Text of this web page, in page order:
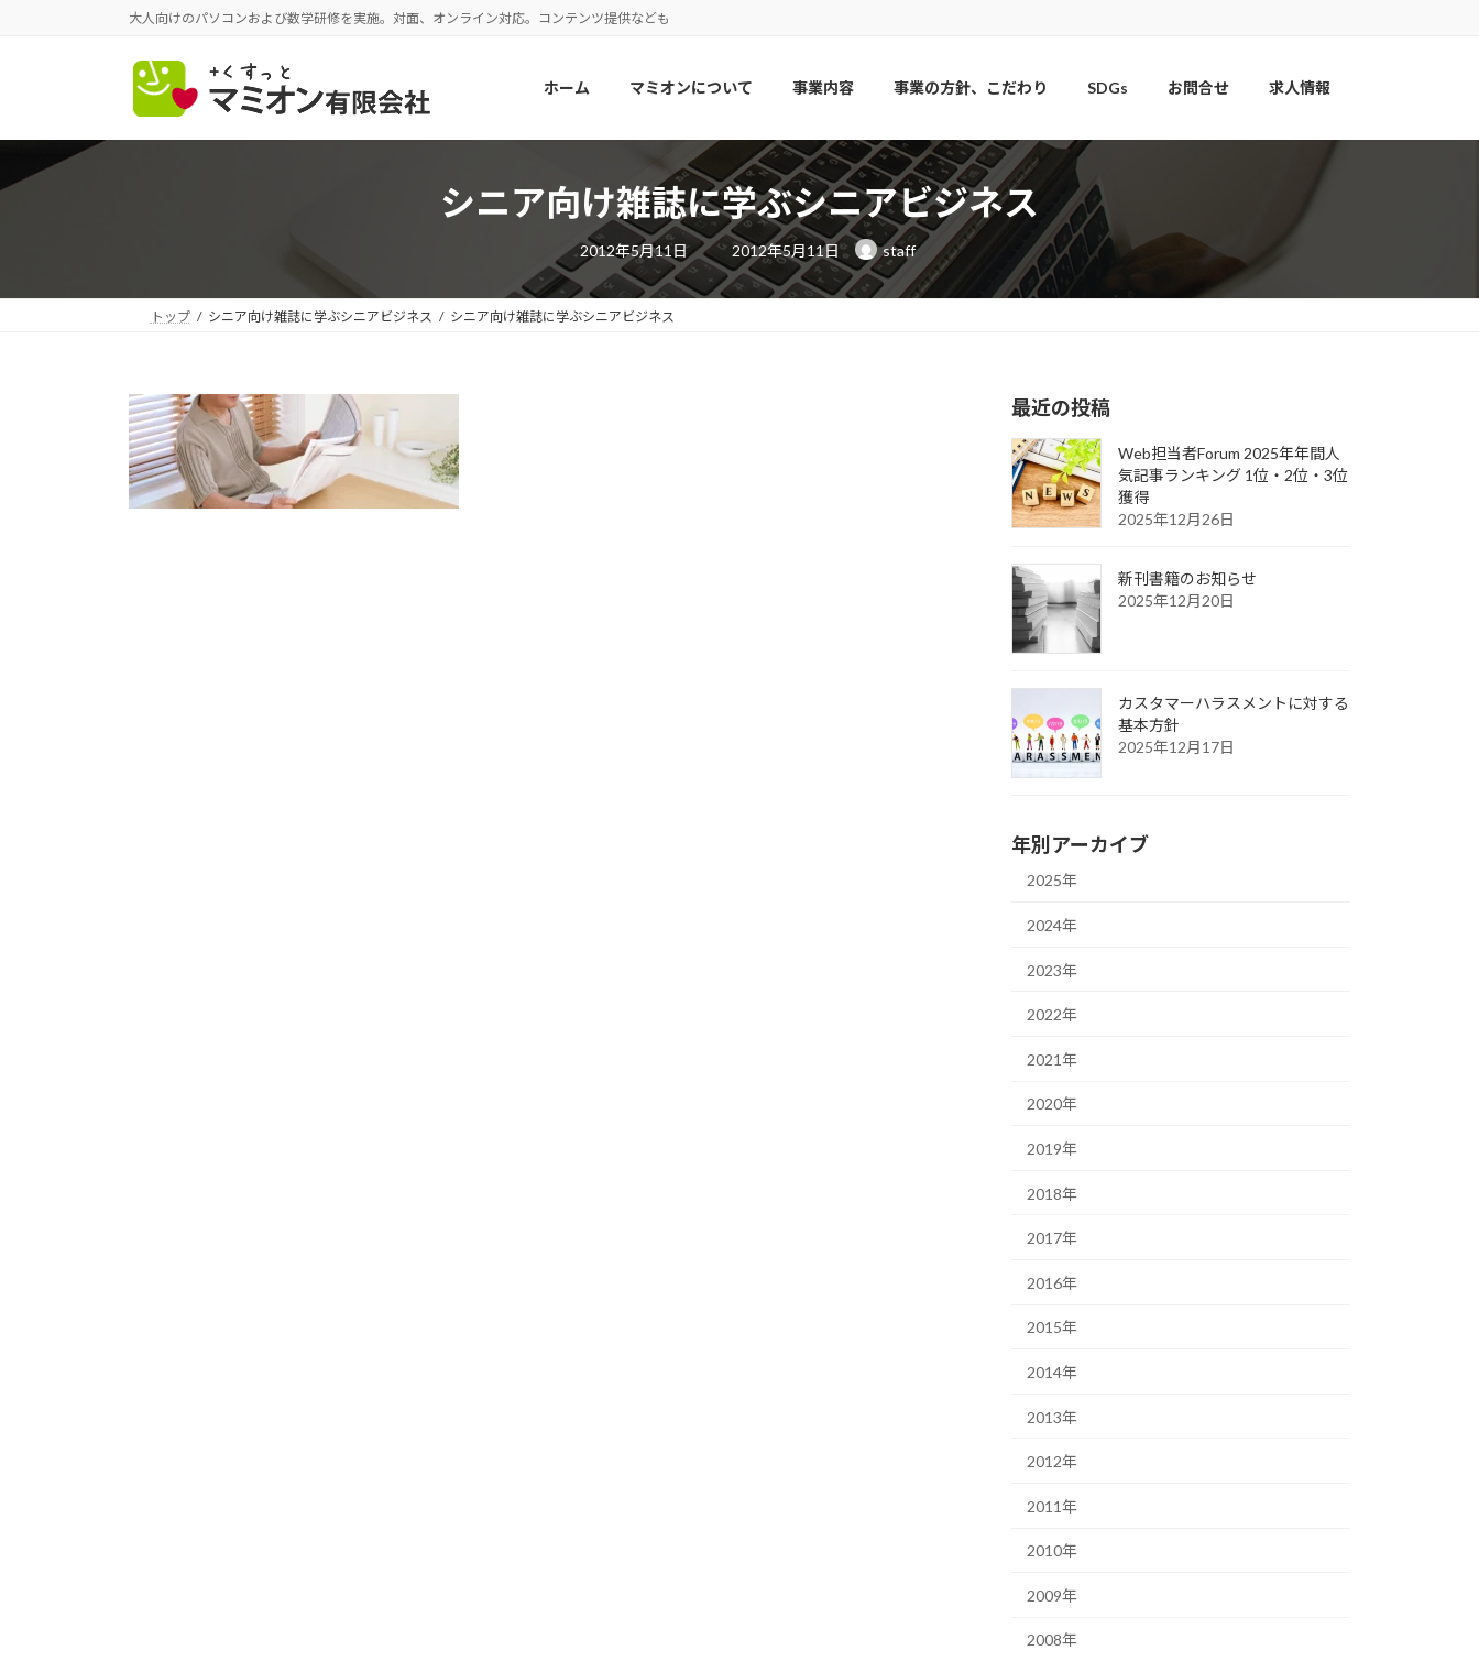
へ
キ
ョ
に
大人向けのパソコンおよび数学研修を実施。対面、オンライン対応。コンテンツ提供なども
ホーム マミオンについて 事業内容 事業の方針、こだわり SDGs お問合せ 求人情報
シニア向け雑誌に学ぶシニアビジネス
2012年5月11日
最
終
更
新
日
2012年5月11日 staff
トップ シニア向け雑誌に学ぶシニアビジネス シニア向け雑誌に学ぶシニアビジネス
最近の投稿
Web担当者Forum 2025年年間人
気記事ランキング 1位・2位・3位
獲得
2025年12月26日
新刊書籍のお知らせ
2025年12月20日
カスタマーハラスメントに対する
基本方針
2025年12月17日
年別アーカイブ
2025年
2024年
2023年
2022年
2021年
2020年
2019年
2018年
2017年
2016年
2015年
2014年
2013年
2012年
2011年
2010年
2009年
2008年